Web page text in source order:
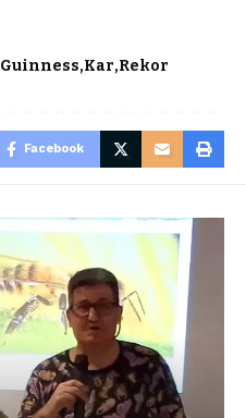
Guinness Kar Rekor
Facebook